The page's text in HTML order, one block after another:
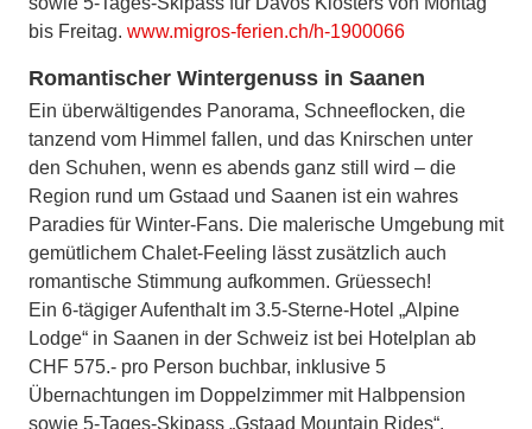
bis Freitag. www.migros-ferien.ch/h-1900066
Romantischer Wintergenuss in Saanen
Ein überwältigendes Panorama, Schneeflocken, die
tanzend vom Himmel fallen, und das Knirschen unter
den Schuhen, wenn es abends ganz still wird – die
Region rund um Gstaad und Saanen ist ein wahres
Paradies für Winter-Fans. Die malerische Umgebung mit
gemütlichem Chalet-Feeling lässt zusätzlich auch
romantische Stimmung aufkommen. Grüessech!
Ein 6-tägiger Aufenthalt im 3.5-Sterne-Hotel „Alpine
Lodge“ in Saanen in der Schweiz ist bei Hotelplan ab
CHF 575.- pro Person buchbar, inklusive 5
Übernachtungen im Doppelzimmer mit Halbpension
sowie 5-Tages-Skipass „Gstaad Mountain Rides“.